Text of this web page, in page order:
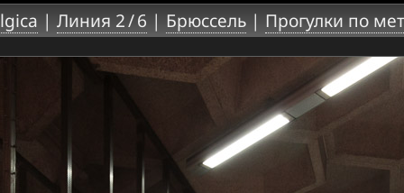
| Линия 2 / 6 | Брюссель| Прогулки по